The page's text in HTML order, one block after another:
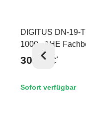
Top
DIGITUS DN-19-
1000 - 1HE
festeinb. f. Schr. ab
7035)
30,78 €*
Sofort verfügbar